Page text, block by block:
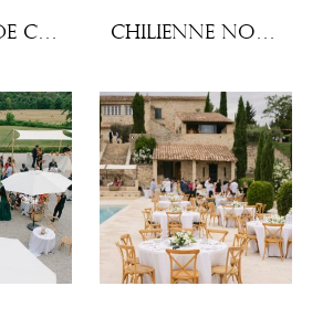
Galettes de chaises Square (lot x10) Chilienne Noémie